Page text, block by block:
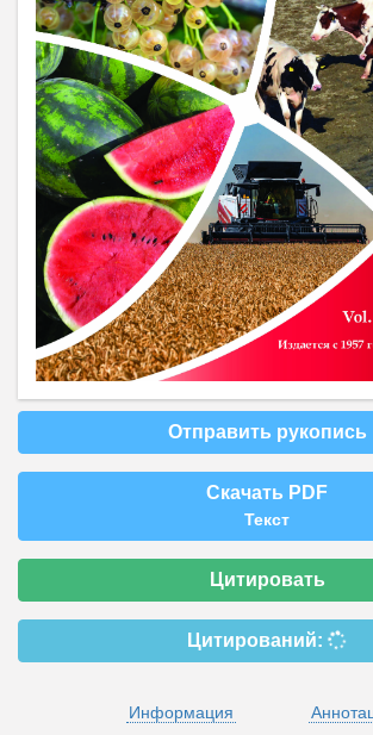
Отправить рукопись
Скачать PDF
Текст
Цитировать
Цитирований:
Информация